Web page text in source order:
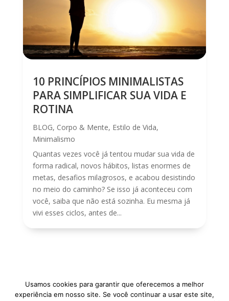
10 PRINCÍPIOS MINIMALISTAS
PARA SIMPLIFICAR SUA VIDA E
ROTINA
BLOG, Corpo & Mente, Estilo de Vida,
Minimalismo
Quantas vezes você já tentou mudar sua vida de
forma radical, novos hábitos, listas enormes de
metas, desafios milagrosos, e acabou desistindo
no meio do caminho? Se isso já aconteceu com
você, saiba que não está sozinha. Eu mesma já
vivi esses ciclos, antes de...
Usamos cookies para garantir que oferecemos a melhor
experiência em nosso site. Se você continuar a usar este site,